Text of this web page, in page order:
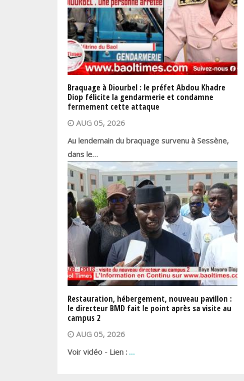
Braquage à Diourbel : le préfet Abdou Khadre
Diop félicite la gendarmerie et condamne
fermement cette attaque
AUG 05, 2026
Au lendemain du braquage survenu à Sessène,
dans le…
Restauration, hébergement, nouveau pavillon :
le directeur BMD fait le point après sa visite au
campus 2
AUG 05, 2026
Voir vidéo - Lien : …